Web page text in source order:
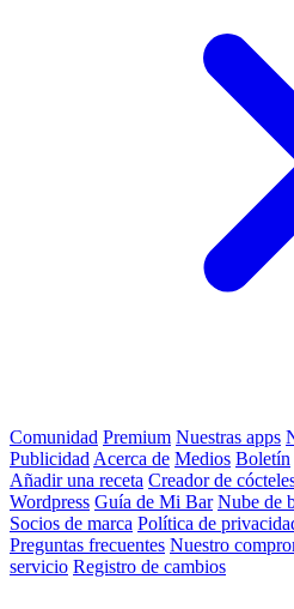
Comunidad Premium Nuestras apps
Publicidad Acerca de Medios Boletín
Añadir una receta Creador de
Wordpress Guía de Mi Bar Nube de
Socios de marca Política de
Preguntas frecuentes Nuestro
servicio Registro de cambios